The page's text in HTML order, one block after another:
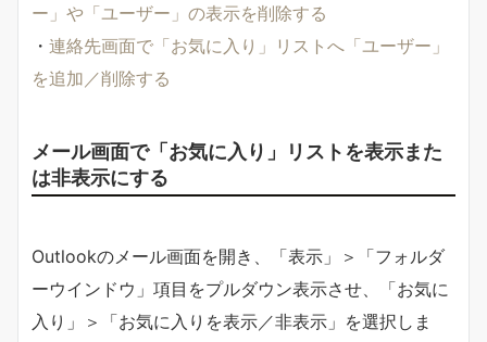
ー」や「ユーザー」の表示を削除する
・ 連絡先画面で「お気に入り」リストへ「ユーザー」
を追加／削除する
メール画面で「お気に入り」リストを表示また
は非表示にする
Outlookのメール画面を開き、「表示」＞「フォルダ
ーウインドウ」項目をプルダウン表示させ、「お気に
入り」＞「お気に入りを表示／非表示」を選択しま